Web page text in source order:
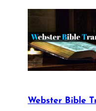
Webster Bible